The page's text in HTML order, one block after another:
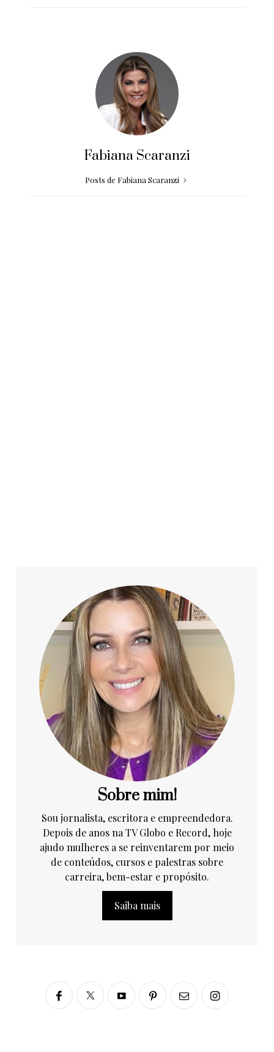
Fabiana Scaranzi
Posts de Fabiana Scaranzi
Sobre mim!
Sou jornalista, escritora e empreendedora.
Depois de anos na TV Globo e Record, hoje
ajudo mulheres a se reinventarem por meio
de conteúdos, cursos e palestras sobre
carreira, bem-estar e propósito.
Saiba mais